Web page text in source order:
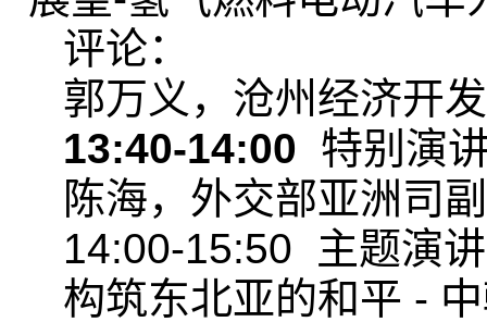
评论：
郭万义，沧州经济开
13:40-14:00 特别演
陈海，外交部亚洲司
14:00-15:50 主题演讲
构筑东北亚的和平 -